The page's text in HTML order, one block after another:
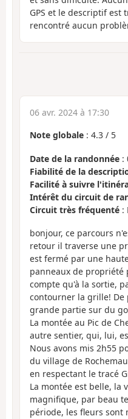
GPS et le descriptif est
rencontré aucun
06 avr. 2024 à 17:30
Note globale : 4.3 / 5
Date de la randonnée :
Fiabilité de la
Facilité à suivre
Intérêt du circuit de
Circuit très fréquenté :
bonjour, ce parcours
retour il traverse une
est fermé par une
panneaux de propriété
compte qu'à la sortie,
contourner la grille! De
grande partie sur du
La montée au Pic de
autre sentier, qui, lui,
Nous avons mis 2h55
du village de
en respectant le tracé
La montée est belle, la
magnifique, par beau
période, les fleurs sont